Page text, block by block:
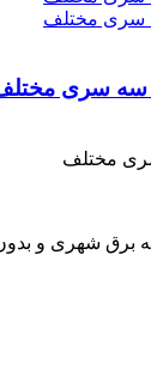
سه سری
مختلف
برق شهری و